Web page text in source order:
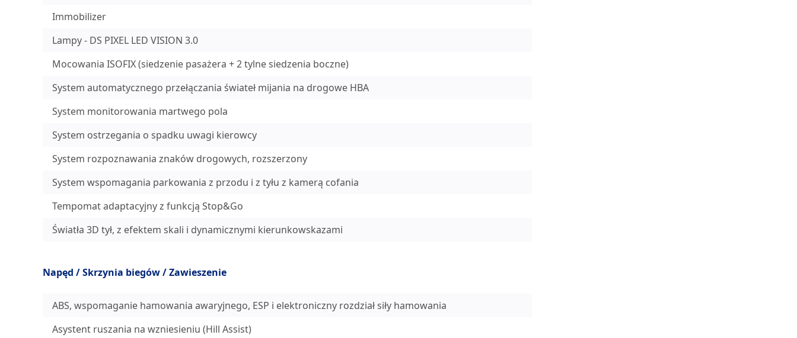
Immobilizer
Lampy - DS PIXEL LED VISION 3.0
Mocowania ISOFIX (siedzenie pasażera + 2 tylne siedzenia boczne)
System automatycznego przełączania świateł mijania na drogowe HBA
System monitorowania martwego pola
System ostrzegania o spadku uwagi kierowcy
System rozpoznawania znaków drogowych, rozszerzony
System wspomagania parkowania z przodu i z tyłu z kamerą cofania
Tempomat adaptacyjny z funkcją Stop&Go
Światła 3D tył, z efektem skali i dynamicznymi kierunkowskazami
Napęd / Skrzynia biegów / Zawieszenie
ABS, wspomaganie hamowania awaryjnego, ESP i elektroniczny rozdział siły hamowania
Asystent ruszania na wzniesieniu (Hill Assist)